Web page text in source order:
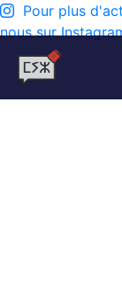
Pour plus
nous sur